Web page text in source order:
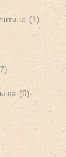
Apply с
filter
(1) Apply
без повода
Apply день
свадьба filter
filter
(6)Apply с
filter
filter